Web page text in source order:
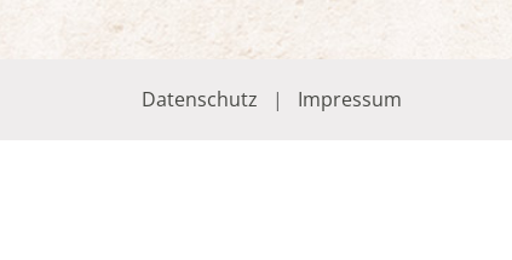
Datenschutz | Impressum